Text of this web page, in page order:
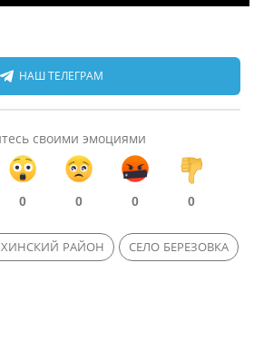
НАШ ТЕЛЕГРАМ
своими эмоциями
0 0 0 0
РАЙОН СЕЛО БЕРЕЗОВКА